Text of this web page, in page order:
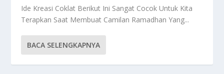
Ide Kreasi Coklat Berikut Ini Sangat Cocok Untuk Kita
Terapkan Saat Membuat Camilan Ramadhan Yang...
BACA SELENGKAPNYA